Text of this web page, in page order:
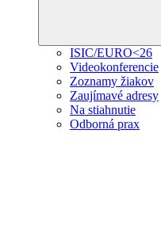
ISIC/EURO<26
Videokonferencie
Zoznamy žiakov
Zaujímavé adresy
Na stiahnutie
Odborná prax